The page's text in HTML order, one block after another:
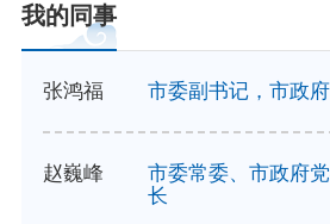
人文历史
我的同事
张鸿福 市委副书记，市政
赵巍峰
市委常委、市政府
长